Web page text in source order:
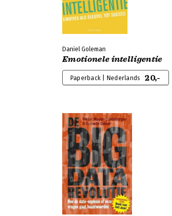
Daniel Goleman
Emotionele intelligentie
Paperback | Nederlands 20,-